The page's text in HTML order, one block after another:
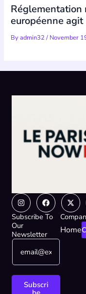
Réglementation
européenne agit
Byadmin32/ November
InstagramFacebook
X-
Subscribe To
Our
Newsletter
E
a
i
E
a
Subscri
Home